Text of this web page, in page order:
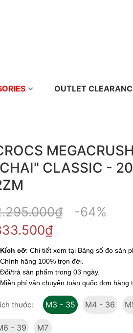
OUTLET
CLASSIC -
-64%
Kích cỡ: Chi tiết xem tại Bảng số đo sản
hãng 100% trọn đời.
trả sản phẩm trong 03 ngày.
phí vận chuyển toàn quốc đơn hàng
thước: M3 - 35 M4 - 36
- 39 M7